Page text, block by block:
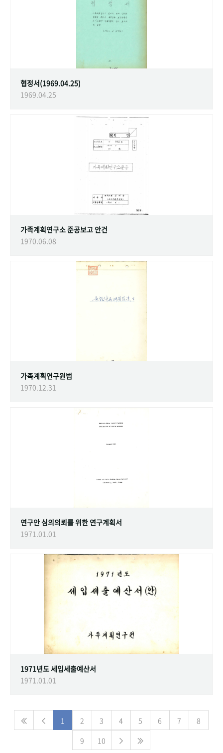
협정서(1969.04.25)
1969.04.25
가족계획연구소 준공보고 안건
1970.06.08
가족계획연구원법
1970.12.31
연구안 심의의뢰를 위한 연구계획서
1971.01.01
1971년도 세입세출예산서
1971.01.01
1 2 3 4 5 6 7
8
9
10